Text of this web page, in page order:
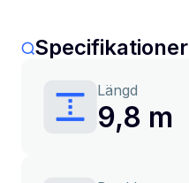
Specifikationer
Längd
9,8 m